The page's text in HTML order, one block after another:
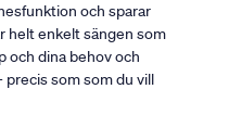
och sparar
helt enkelt sängen som
och dina behov och
som som du vill